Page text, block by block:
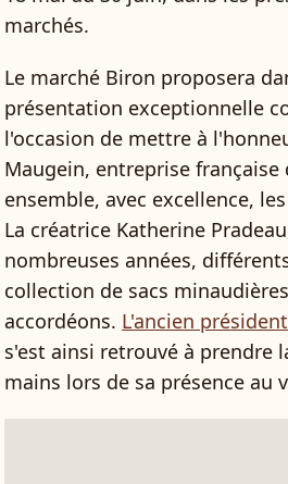
marchés.
Le marché Biron proposera
présentation exceptionnelle
l'occasion de mettre à
Maugein, entreprise
ensemble, avec excellence,
La créatrice Katherine
nombreuses années,
collection de sacs
accordéons. L'ancien
s'est ainsi retrouvé à prendre
mains lors de sa présence au